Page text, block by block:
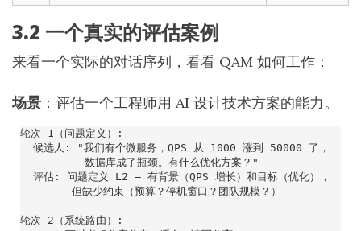
3.2 一个真实的评估案例
来看一个实际的对话序列，看看 QAM 如何工作：
场景 ：评估一个工程师用 AI 设计技术方案的能力。